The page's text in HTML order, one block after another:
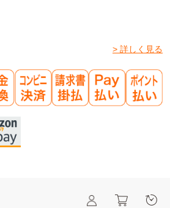
> 詳しく見る